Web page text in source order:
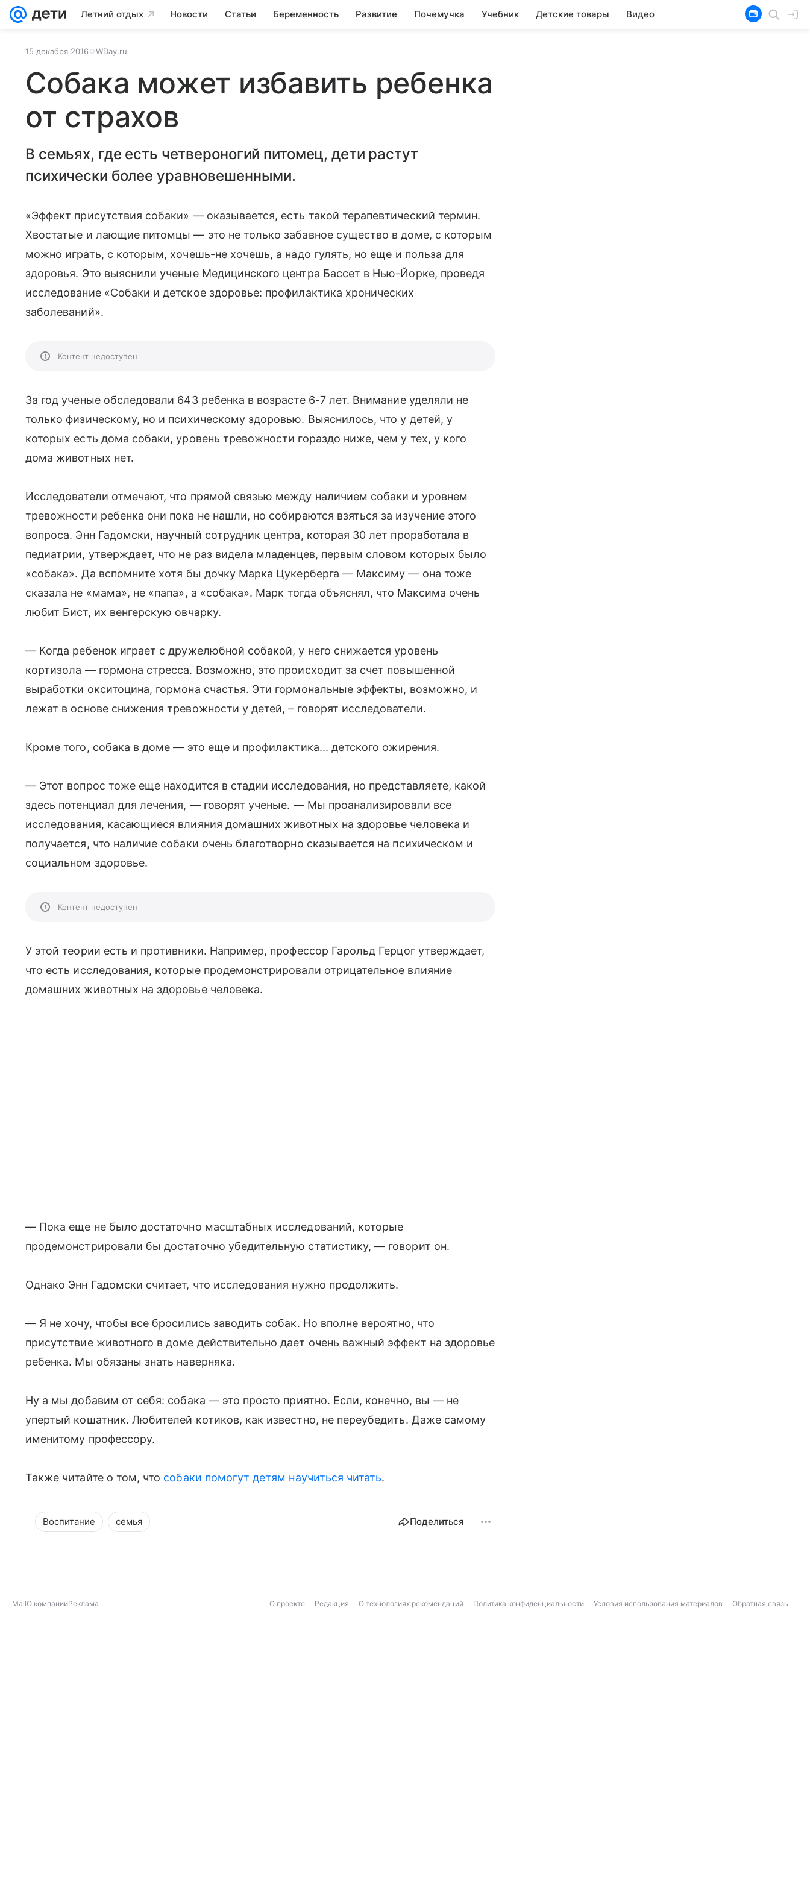
Летний отдых Новости Статьи Беременность Развитие Почемучка Учебник Детские товары Видео
15 декабря 2016 WDay.ru
Cобака может избавить ребенка
от страхов
В семьях, где есть четвероногий питомец, дети растут
психически более уравновешенными.
«Эффект присутствия собаки» — оказывается, есть такой терапевтический термин.
Хвостатые и лающие питомцы — это не только забавное существо в доме, с которым
можно играть, с которым, хочешь-не хочешь, а надо гулять, но еще и польза для
здоровья. Это выяснили ученые Медицинского центра Бассет в Нью-Йорке, проведя
исследование «Собаки и детское здоровье: профилактика хронических
заболеваний».
Контент недоступен
За год ученые обследовали 643 ребенка в возрасте 6-7 лет. Внимание уделяли не
только физическому, но и психическому здоровью. Выяснилось, что у детей, у
которых есть дома собаки, уровень тревожности гораздо ниже, чем у тех, у кого
дома животных нет.
Исследователи отмечают, что прямой связью между наличием собаки и уровнем
тревожности ребенка они пока не нашли, но собираются взяться за изучение этого
вопроса. Энн Гадомски, научный сотрудник центра, которая 30 лет проработала в
педиатрии, утверждает, что не раз видела младенцев, первым словом которых было
«собака». Да вспомните хотя бы дочку Марка Цукерберга — Максиму — она тоже
сказала не «мама», не «папа», а «собака». Марк тогда объяснял, что Максима очень
любит Бист, их венгерскую овчарку.
— Когда ребенок играет с дружелюбной собакой, у него снижается уровень
кортизола — гормона стресса. Возможно, это происходит за счет повышенной
выработки окситоцина, гормона счастья. Эти гормональные эффекты, возможно, и
лежат в основе снижения тревожности у детей, – говорят исследователи.
Кроме того, собака в доме — это еще и профилактика... детского ожирения.
— Этот вопрос тоже еще находится в стадии исследования, но представляете, какой
здесь потенциал для лечения, — говорят ученые. — Мы проанализировали все
исследования, касающиеся влияния домашних животных на здоровье человека и
получается, что наличие собаки очень благотворно сказывается на психическом и
социальном здоровье.
Контент недоступен
У этой теории есть и противники. Например, профессор Гарольд Герцог утверждает,
что есть исследования, которые продемонстрировали отрицательное влияние
домашних животных на здоровье человека.
— Пока еще не было достаточно масштабных исследований, которые
продемонстрировали бы достаточно убедительную статистику, — говорит он.
Однако Энн Гадомски считает, что исследования нужно продолжить.
— Я не хочу, чтобы все бросились заводить собак. Но вполне вероятно, что
присутствие животного в доме действительно дает очень важный эффект на здоровье
ребенка. Мы обязаны знать наверняка.
Ну а мы добавим от себя: собака — это просто приятно. Если, конечно, вы — не
упертый кошатник. Любителей котиков, как известно, не переубедить. Даже самому
именитому профессору.
Также читайте о том, что собаки помогут детям научиться читать.
Воспитание семья Поделиться
MailО компанииРеклама О проекте Редакция О технологиях рекомендаций Политика конфиденциальности Условия использования материалов Обратная связь